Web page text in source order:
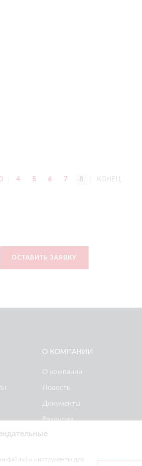
4 5 6 7 8 КОНЕЦ
ОСТАВИТЬ ЗАЯВКУ
О КОМПАНИИ
О компании
Новости
Документы
Вакансии
Реквизиты
конфиденциальности
файлы) и инструменты для